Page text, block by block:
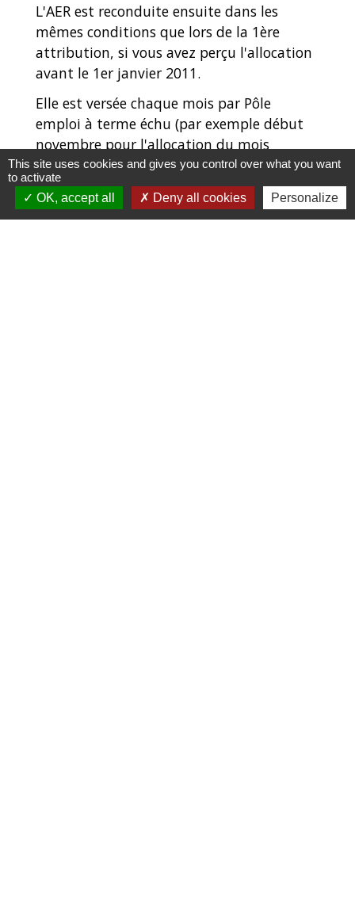
L'AER est reconduite ensuite dans les
mêmes conditions que lors de la 1ère
attribution, si vous avez perçu l'allocation
avant le 1er janvier 2011.
Elle est versée chaque mois par Pôle
emploi à terme échu (par exemple début
novembre pour l'allocation du mois
d'octobre).
Lorsque le bénéficiaire de l'AER de
complément arrive à échéance de ses
This site uses cookies and gives you control over what you want
to activate
OK, accept all
Deny all cookies Personalize